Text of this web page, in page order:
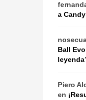
a Candy
Ball
Piero
en